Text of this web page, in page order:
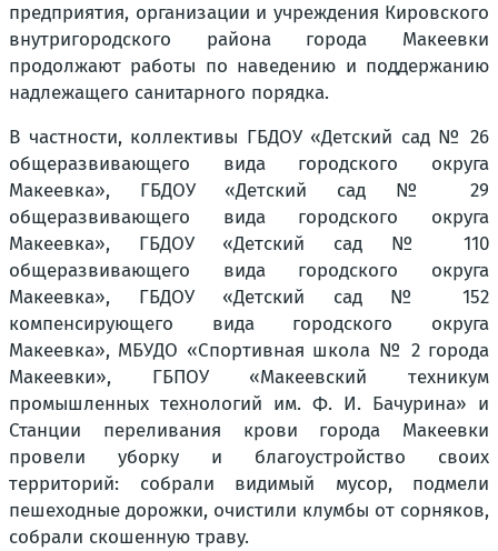
предприятия, организации и учреждения Кировского
внутригородского района города Макеевки
продолжают работы по наведению и поддержанию
надлежащего санитарного порядка.
В частности, коллективы ГБДОУ «Детский сад № 26
общеразвивающего вида городского округа
Макеевка», ГБДОУ «Детский сад № 29
общеразвивающего вида городского округа
Макеевка», ГБДОУ «Детский сад № 110
общеразвивающего вида городского округа
Макеевка», ГБДОУ «Детский сад № 152
компенсирующего вида городского округа
Макеевка», МБУДО «Спортивная школа № 2 города
Макеевки», ГБПОУ «Макеевский техникум
промышленных технологий им. Ф. И. Бачурина» и
Станции переливания крови города Макеевки
провели уборку и благоустройство своих
территорий: собрали видимый мусор, подмели
пешеходные дорожки, очистили клумбы от сорняков,
собрали скошенную траву.